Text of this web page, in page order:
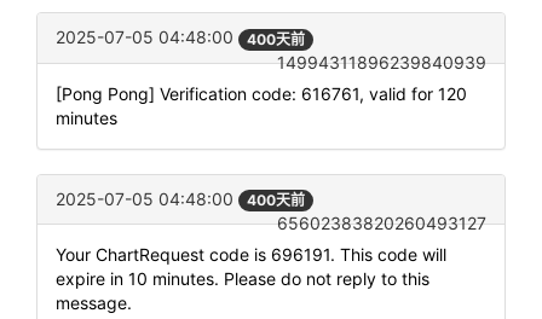
2025-07-05 04:48:00 400天前
14994311896239840939
[Pong Pong] Verification code: 616761, valid for 120
minutes
2025-07-05 04:48:00 400天前
65602383820260493127
Your ChartRequest code is 696191. This code will
expire in 10 minutes. Please do not reply to this
message.